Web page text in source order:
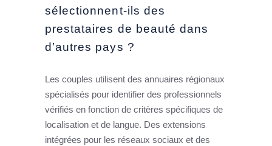
sélectionnent-ils des
prestataires de beauté dans
d’autres pays ?
Les couples utilisent des annuaires régionaux
spécialisés pour identifier des professionnels
vérifiés en fonction de critères spécifiques de
localisation et de langue. Des extensions
intégrées pour les réseaux sociaux et des